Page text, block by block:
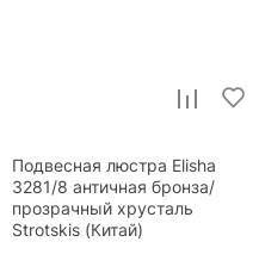
Подвесная люстра Elisha
3281/8 античная бронза/
прозрачный хрусталь
Strotskis (Китай)